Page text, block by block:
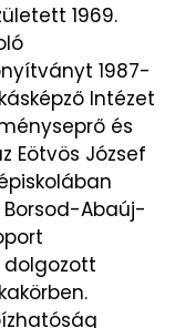
1969.
1987-
Intézet
és
Eötvös József
Borsod-Abaúj-
dolgozott